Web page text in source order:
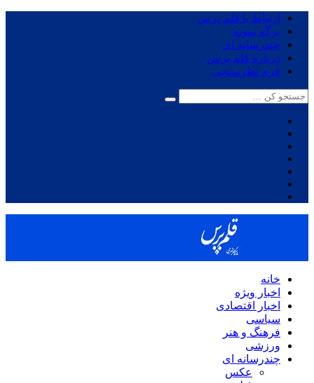
ارتباط با قلم پرس
برگه نمونه
چندرسانه ای
درباره قلم پرس
فرم نظرسنجی
خانه
اخبار ویژه
اخبار اقتصادی
سیاسی
فرهنگ و هنر
ورزشی
چندرسانه ای
عکس